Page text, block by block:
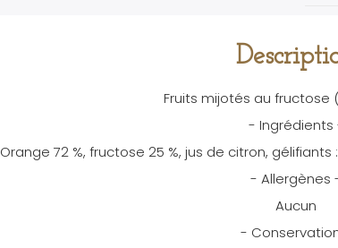
Fruits mijotés au fructose
- Ingrédients
Orange 72 %, fructose 25 %, jus de citron,
- Allergènes
Aucun
-